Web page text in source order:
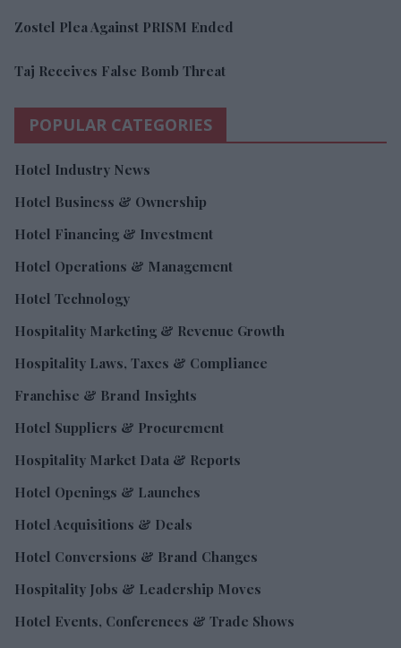
Zostel Plea Against PRISM Ended
Taj Receives False Bomb Threat
POPULAR CATEGORIES
Hotel Industry News
Hotel Business & Ownership
Hotel Financing & Investment
Hotel Operations & Management
Hotel Technology
Hospitality Marketing & Revenue Growth
Hospitality Laws, Taxes & Compliance
Franchise & Brand Insights
Hotel Suppliers & Procurement
Hospitality Market Data & Reports
Hotel Openings & Launches
Hotel Acquisitions & Deals
Hotel Conversions & Brand Changes
Hospitality Jobs & Leadership Moves
Hotel Events, Conferences & Trade Shows